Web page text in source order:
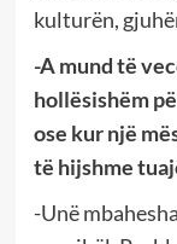
kulturën,
-A mund të
hollësishëm
ose kur një
të hijshme
-Unë